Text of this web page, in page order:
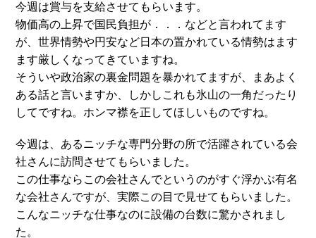
今週は賞与を支給させてもらいます。
物価高の上昇で国民負担が．．．などと言われてます
が、世界情勢や円安など日本の置かれている情勢はます
ます厳しくなってきていますね。
そういや政治家の裏金問題を暴かれてますが、まあよく
ある話と言いますか、しかしこれも氷山の一角だったり
してですね。ホンマ襟を正してほしいものですね。
今週は、あるニッチな専門分野の所で活躍されている会
社さんに訪問させてもらいました。
この仕事ならこの会社さんでというのがすぐ浮かぶ有名
な会社さんですが、実際この目で見せてもらいました。
こんなニッチな仕事なのに設備の台数に驚かされまし
た。